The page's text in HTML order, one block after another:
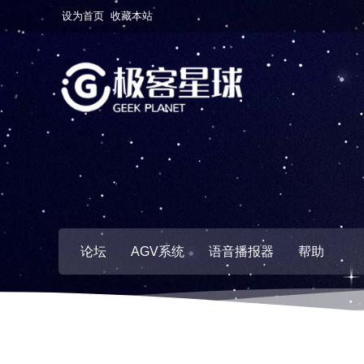
设为首页 收藏本站
论坛 AGV系统 语音播报器 帮助